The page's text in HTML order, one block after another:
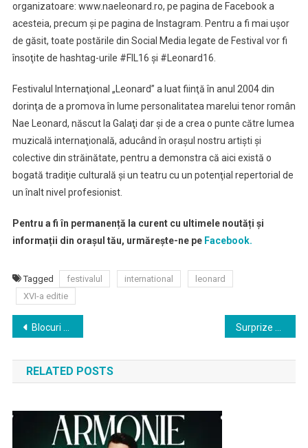
organizatoare: www.naeleonard.ro, pe pagina de Facebook a
acesteia, precum şi pe pagina de Instagram. Pentru a fi mai uşor
de găsit, toate postările din Social Media legate de Festival vor fi
însoţite de hashtag-urile #FIL16 şi #Leonard16.
Festivalul Internaţional „Leonard” a luat fiinţă în anul 2004 din
dorinţa de a promova în lume personalitatea marelui tenor român
Nae Leonard, născut la Galaţi dar şi de a crea o punte către lumea
muzicală internaţională, aducând în oraşul nostru artişti şi
colective din străinătate, pentru a demonstra că aici există o
bogată tradiţie culturală şi un teatru cu un potenţial repertorial de
un înalt nivel profesionist.
Pentru a fi în permanență la curent cu ultimele noutăți și
informații din orașul tău, urmărește-ne pe Facebook.
Tagged festivalul international
leonard
XVI-a editie
Navigare
în
articole
Blocuri ANL cu probleme majore! Locatarii gălățeni se tem să nu cadă construcțiile peste ei, după ce au apărut mai multe fisuri
RELATED POSTS